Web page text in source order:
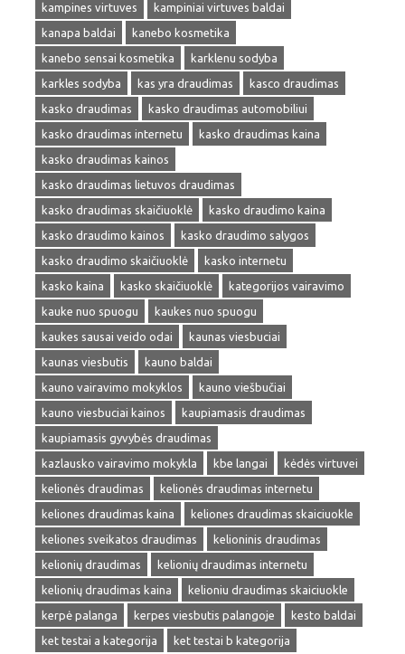
kampines virtuves
kampiniai virtuves baldai
kanapa baldai
kanebo kosmetika
kanebo sensai kosmetika
karklenu sodyba
karkles sodyba
kas yra draudimas
kasco draudimas
kasko draudimas
kasko draudimas automobiliui
kasko draudimas internetu
kasko draudimas kaina
kasko draudimas kainos
kasko draudimas lietuvos draudimas
kasko draudimas skaičiuoklė
kasko draudimo kaina
kasko draudimo kainos
kasko draudimo salygos
kasko draudimo skaičiuoklė
kasko internetu
kasko kaina
kasko skaičiuoklė
kategorijos vairavimo
kauke nuo spuogu
kaukes nuo spuogu
kaukes sausai veido odai
kaunas viesbuciai
kaunas viesbutis
kauno baldai
kauno vairavimo mokyklos
kauno viešbučiai
kauno viesbuciai kainos
kaupiamasis draudimas
kaupiamasis gyvybės draudimas
kazlausko vairavimo mokykla
kbe langai
kėdės virtuvei
kelionės draudimas
kelionės draudimas internetu
keliones draudimas kaina
keliones draudimas skaiciuokle
keliones sveikatos draudimas
kelioninis draudimas
kelionių draudimas
kelionių draudimas internetu
kelionių draudimas kaina
kelioniu draudimas skaiciuokle
kerpė palanga
kerpes viesbutis palangoje
kesto baldai
ket testai a kategorija
ket testai b kategorija